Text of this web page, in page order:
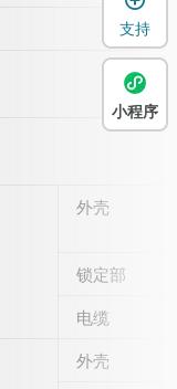
外壳
锁定部
电缆
外壳
支持
小程序